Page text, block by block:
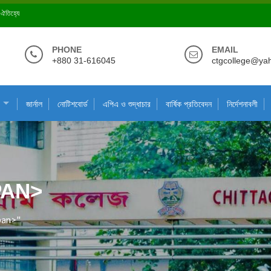
ঐতিহ্যে
PHONE
+880 31-616045
EMAIL
জার্নাল নোটিশবোর্ড এপিএ ও শুদ্ধাচার বার্ষিক প্রতিবেদন নির্দেশনাবলী